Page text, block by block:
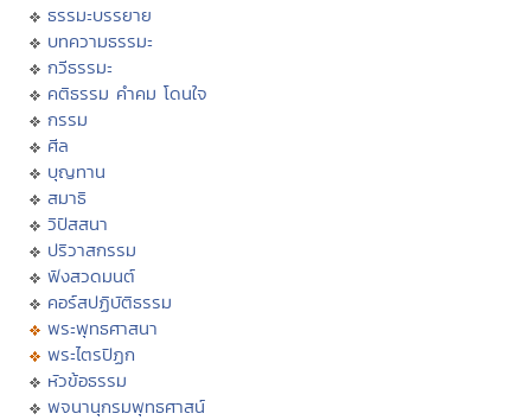
ธรรมะบรรยาย
บทความธรรมะ
กวีธรรมะ
คติธรรม คำคม โดนใจ
กรรม
ศีล
บุญทาน
สมาธิ
วิปัสสนา
ปริวาสกรรม
ฟังสวดมนต์
คอร์สปฏิบัติธรรม
พระพุทธศาสนา
พระไตรปิฏก
หัวข้อธรรม
พจนานุกรมพุทธศาสน์